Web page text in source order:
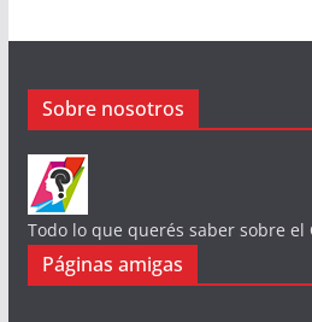
Sobre nosotros
Todo lo que querés saber sobre el
Páginas amigas